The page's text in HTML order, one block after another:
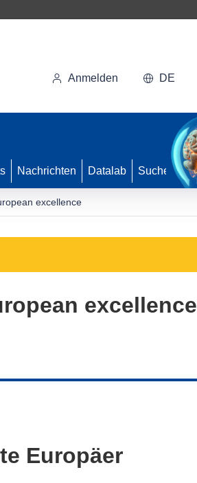
Anmelden DE
Nachrichten Datalab Suche
excellence
excellence
Europäer